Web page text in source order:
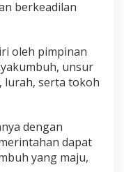
berkeadilan
oleh pimpinan
unsur
lurah, serta tokoh
dengan
dapat
yang maju,